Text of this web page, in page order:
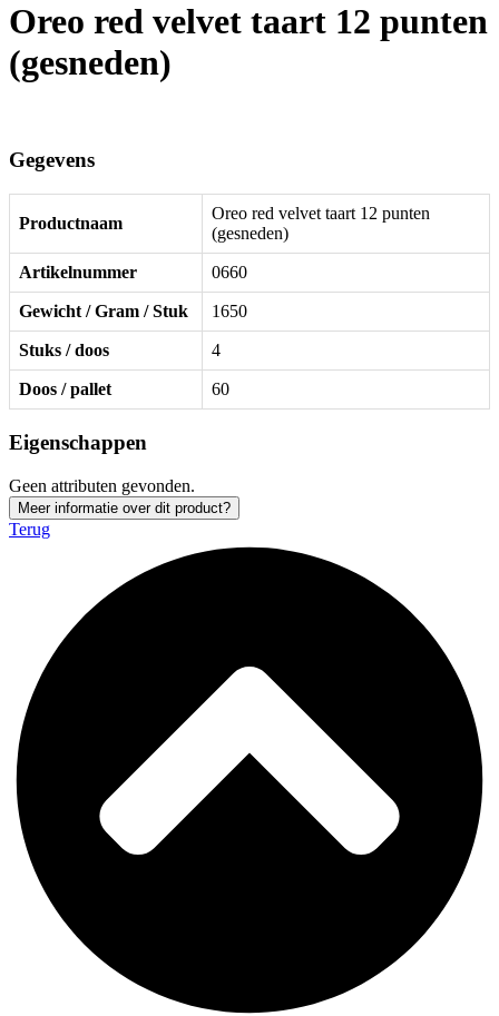
Oreo red velvet taart 12 punten
(gesneden)
Gegevens
Productnaam
Oreo red velvet taart 12 punten
(gesneden)
Artikelnummer 0660
Gewicht / Gram / Stuk 1650
Stuks / doos 4
Doos / pallet 60
Eigenschappen
Geen attributen gevonden.
Meer informatie over dit product?
Terug